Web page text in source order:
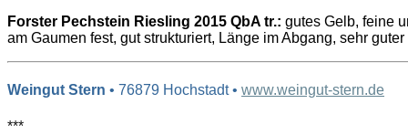
Forster Pechstein Riesling 2015 QbA tr.: gutes Gelb, feine
am Gaumen fest, gut strukturiert, Länge im Abgang, sehr
Weingut Stern • 76879 Hochstadt • www.weingut-stern.de
***